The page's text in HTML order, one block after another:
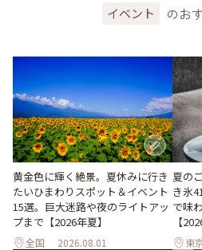
イベント のお
黄金色に輝く絶景。夏休みに行き
たいひまわりスポット＆イベント
15選。巨大迷路や夜のライトアッ
プまで【2026年夏】
全国 2026.08.01
夏の
き氷
で味
【
東